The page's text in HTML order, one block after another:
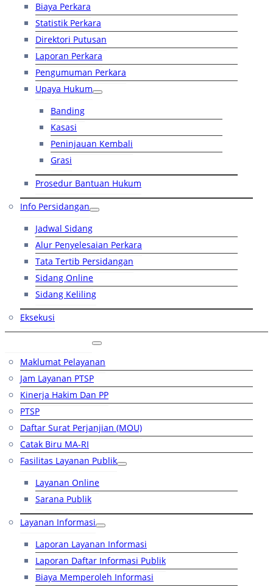
Biaya Perkara
Statistik Perkara
Direktori Putusan
Laporan Perkara
Pengumuman Perkara
Upaya Hukum
Banding
Kasasi
Peninjauan Kembali
Grasi
Prosedur Bantuan Hukum
Info Persidangan
Jadwal Sidang
Alur Penyelesaian Perkara
Tata Tertib Persidangan
Sidang Online
Sidang Keliling
Eksekusi
Maklumat Pelayanan
Jam Layanan PTSP
Kinerja Hakim Dan PP
PTSP
Daftar Surat Perjanjian (MOU)
Catak Biru MA-RI
Fasilitas Layanan Publik
Layanan Online
Sarana Publik
Layanan Informasi
Laporan Layanan Informasi
Laporan Daftar Informasi Publik
Biaya Memperoleh Informasi